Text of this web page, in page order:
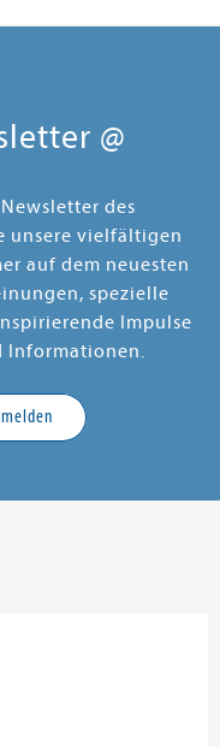
@
des
unsere vielfältigen
auf dem neuesten
spezielle
Impulse
Informationen.